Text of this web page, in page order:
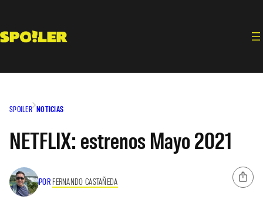
contenido
SPOILER NOTICIAS
NETFLIX: estrenos Mayo 2021
POR FERNANDO CASTAÑEDA